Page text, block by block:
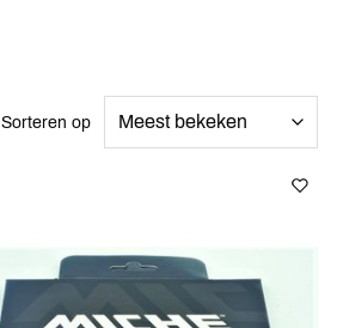
Sorteren op